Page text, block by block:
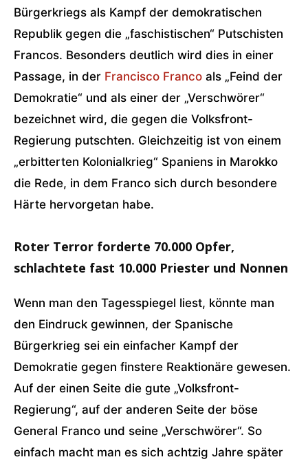
Bürgerkriegs als Kampf der demokratischen
Republik gegen die „faschistischen“ Putschisten
Francos. Besonders deutlich wird dies in einer
Passage, in der Francisco Franco als „Feind der
Demokratie“ und als einer der „Verschwörer“
bezeichnet wird, die gegen die Volksfront-
Regierung putschten. Gleichzeitig ist von einem
„erbitterten Kolonialkrieg“ Spaniens in Marokko
die Rede, in dem Franco sich durch besondere
Härte hervorgetan habe.
Roter Terror forderte 70.000 Opfer,
schlachtete fast 10.000 Priester und Nonnen
Wenn man den Tagesspiegel liest, könnte man
den Eindruck gewinnen, der Spanische
Bürgerkrieg sei ein einfacher Kampf der
Demokratie gegen finstere Reaktionäre gewesen.
Auf der einen Seite die gute „Volksfront-
Regierung“, auf der anderen Seite der böse
General Franco und seine „Verschwörer“. So
einfach macht man es sich achtzig Jahre später